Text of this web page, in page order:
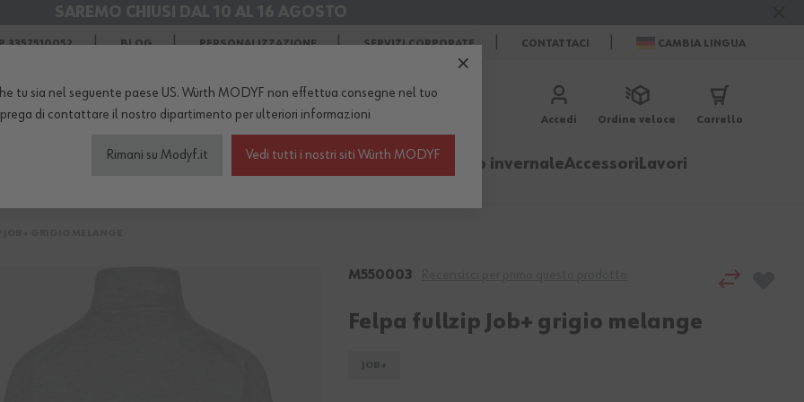
SPEDIZIONI GRATISin Agosto
SAREMO CHIUSI DAL 10 AL 16 AGOSTO
3357510052 BLOG PERSONALIZZAZIONE SERVIZI CORPORATE CONTATTACI CAMBIA LINGUA
DEL NEGOZIO...
Accedi Ordine veloce Carrello
da lavoro Scarpe antinfortunisticheAbbigliamento invernaleAccessori Lavori
M550003
Felpa fullzip Job+ grigio melange
tu sia nel seguente paese US. Würth MODYF non effettua consegne nel tuo
di contattare il nostro dipartimento per ulteriori informazioni
Rimani su Modyf.it Vedi tutti i nostri siti Würth MODYF